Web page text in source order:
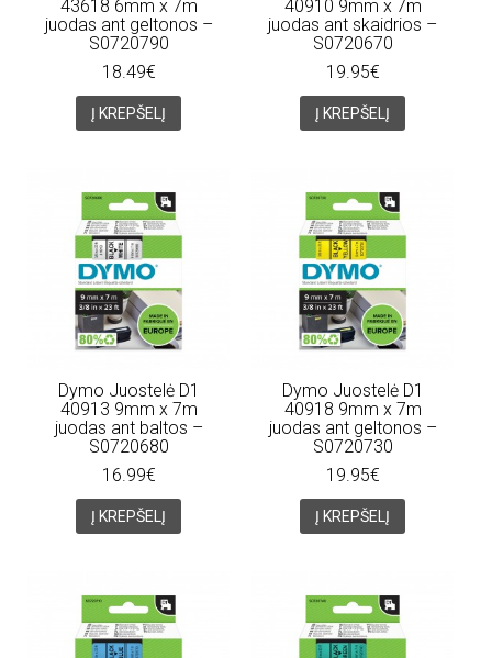
43618 6mm x 7m
juodas ant geltonos –
S0720790
18.49€
Į KREPŠELĮ
40910 9mm x 7m
juodas ant skaidrios –
S0720670
19.95€
Į KREPŠELĮ
Dymo Juostelė D1
40913 9mm x 7m
juodas ant baltos –
S0720680
16.99€
Į KREPŠELĮ
Dymo Juostelė D1
40918 9mm x 7m
juodas ant geltonos –
S0720730
19.95€
Į KREPŠELĮ